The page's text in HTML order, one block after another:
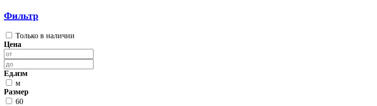
Фильтр
Только в наличии
Цена
Ед.изм
м
Размер
60